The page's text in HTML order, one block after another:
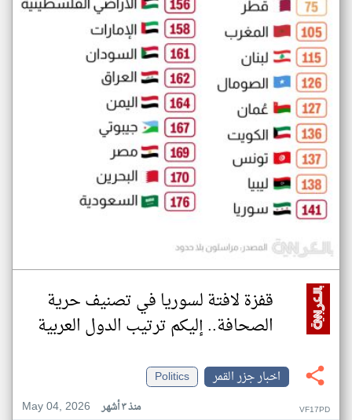
قفزة لافتة لسوريا في تصنيف حرية
الصحافة.. إليكم ترتيب الدول العربية
اخبار جزر القمر
Politics
May 04, 2026
منذ ٣ أشهر VF17PD